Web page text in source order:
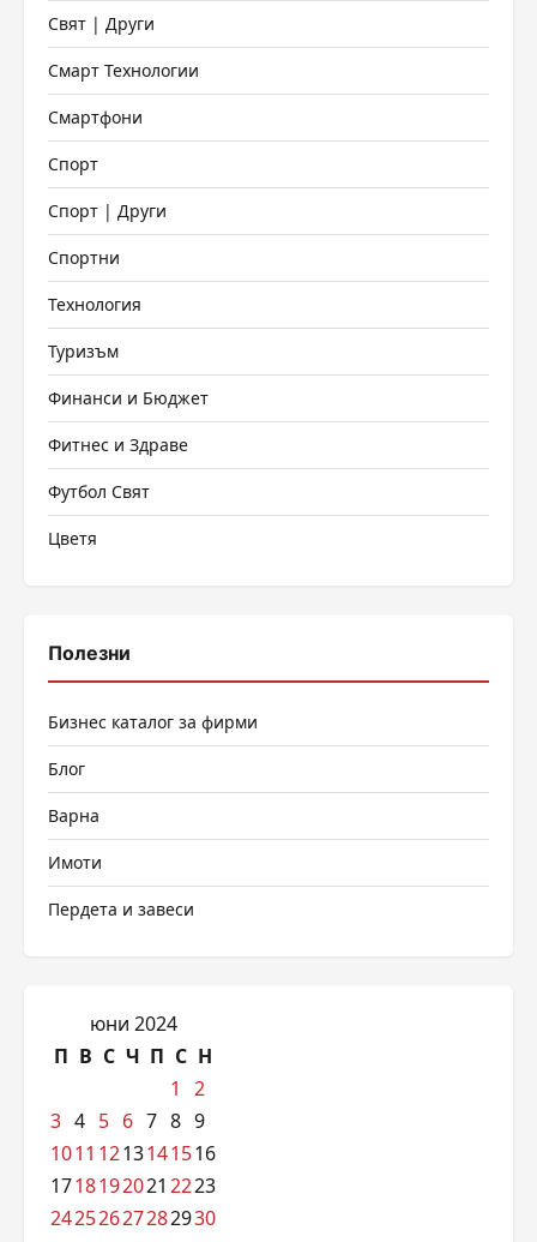
Свят | Други
Смарт Технологии
Смартфони
Спорт
Спорт | Други
Спортни
Технология
Туризъм
Финанси и Бюджет
Фитнес и Здраве
Футбол Свят
Цветя
Полезни
Бизнес каталог за фирми
Блог
Варна
Имоти
Пердета и завеси
юни 2024
П В С Ч П С Н
1
2
3 4 5 6 7 8 9
1011 1213141516
1718192021 2223
24252627282930